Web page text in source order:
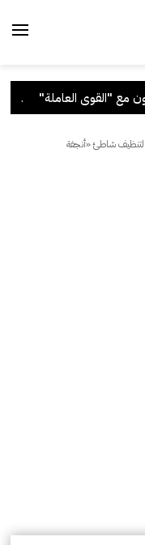
. قرار
لتنظيف شاطئ «أنجفة